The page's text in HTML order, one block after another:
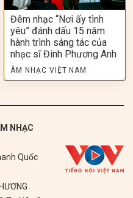
Đêm nhạc “Nơi ấy tình
yêu” đánh dấu 15 năm
hành trình sáng tác của
nhạc sĩ Đinh Phương Anh
ÂM NHẠC VIỆT NAM
NHẠC
Quốc